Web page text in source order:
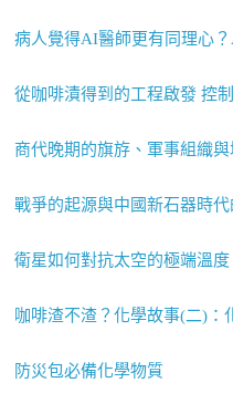
病人覺得AI醫師更有同理心
從咖啡漬得到的工程啟發 控
商代晚期的旗斿、軍事組織與
戰爭的起源與中國新石器時
衛星如何對抗太空的極端溫
咖啡渣不渣？化學故事(二)：
防災包必備化學物質